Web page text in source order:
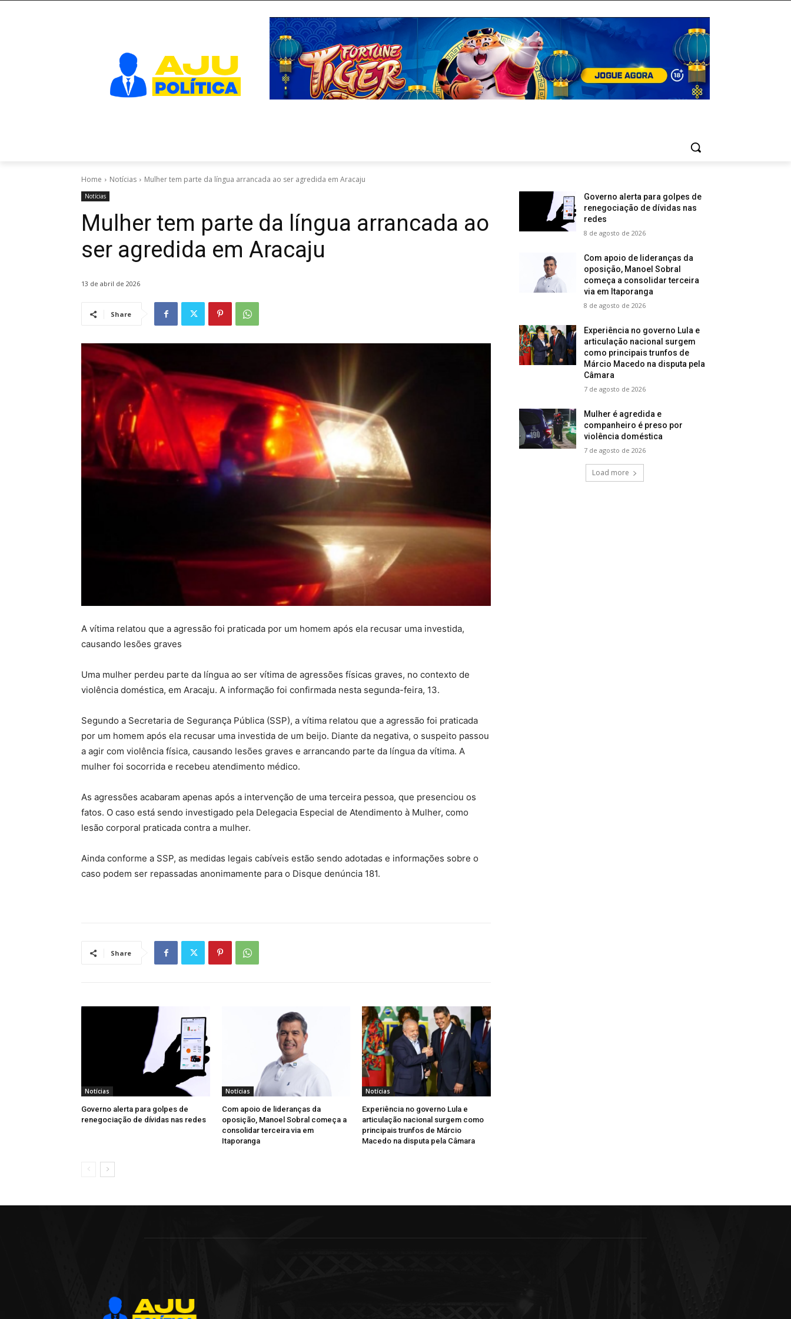
Home Notícias Mulher tem parte da língua arrancada ao ser agredida em Aracaju
Notícias
Mulher tem parte da língua arrancada ao
ser agredida em Aracaju
13 de abril de 2026
Share
A vítima relatou que a agressão foi praticada por um homem após ela recusar uma investida,
causando lesões graves
Uma mulher perdeu parte da língua ao ser vítima de agressões físicas graves, no contexto de
violência doméstica, em Aracaju. A informação foi confirmada nesta segunda-feira, 13.
Segundo a Secretaria de Segurança Pública (SSP), a vítima relatou que a agressão foi praticada
por um homem após ela recusar uma investida de um beijo. Diante da negativa, o suspeito passou
a agir com violência física, causando lesões graves e arrancando parte da língua da vítima. A
mulher foi socorrida e recebeu atendimento médico.
As agressões acabaram apenas após a intervenção de uma terceira pessoa, que presenciou os
fatos. O caso está sendo investigado pela Delegacia Especial de Atendimento à Mulher, como
lesão corporal praticada contra a mulher.
Ainda conforme a SSP, as medidas legais cabíveis estão sendo adotadas e informações sobre o
caso podem ser repassadas anonimamente para o Disque denúncia 181.
Share
Notícias
Governo alerta para golpes de
renegociação de dívidas nas redes
Notícias
Com apoio de lideranças da
oposição, Manoel Sobral começa a
consolidar terceira via em
Itaporanga
Notícias
Experiência no governo Lula e
articulação nacional surgem como
principais trunfos de Márcio
Macedo na disputa pela Câmara
Governo alerta para golpes de
renegociação de dívidas nas
redes
8 de agosto de 2026
Com apoio de lideranças da
oposição, Manoel Sobral
começa a consolidar terceira
via em Itaporanga
8 de agosto de 2026
Experiência no governo Lula e
articulação nacional surgem
como principais trunfos de
Márcio Macedo na disputa pela
Câmara
7 de agosto de 2026
Mulher é agredida e
companheiro é preso por
violência doméstica
7 de agosto de 2026
Load more